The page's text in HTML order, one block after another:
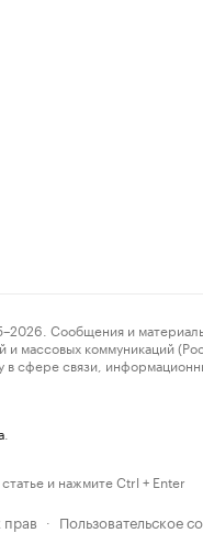
и материалы
массовых коммуникаций
сфере связи,
и нажмите Ctrl + Enter
· Пользовательское